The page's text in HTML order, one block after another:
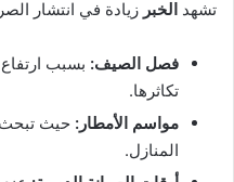
تشهد الخبر زيادة في انتشار
فصل الصيف: بسبب
تكاثرها.
مواسم الأمطار : حيث
المنازل.